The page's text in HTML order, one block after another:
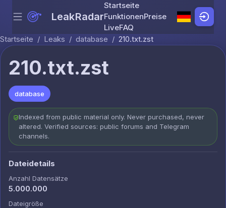
Skip to content
Menu LeakRadar
Startseite
FunktionenPreise
LiveFAQ
Startseite / Leaks / database / 210.txt.zst
210.txt.zst
database
Indexed from public material only. Never purchased, never
altered. Verified sources: public forums and Telegram
channels.
Dateidetails
Anzahl Datensätze
5.000.000
Dateigröße